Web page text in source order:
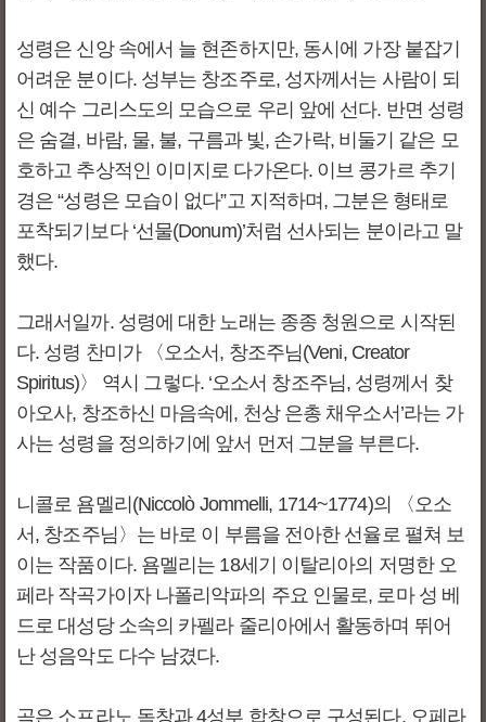
성령은 신앙 속에서 늘 현존하지만, 동시에 가장 붙잡기
어려운 분이다. 성부는 창조주로, 성자께서는 사람이 되
신 예수 그리스도의 모습으로 우리 앞에 선다. 반면 성령
은 숨결, 바람, 물, 불, 구름과 빛, 손가락, 비둘기 같은 모
호하고 추상적인 이미지로 다가온다. 이브 콩가르 추기
경은 “성령은 모습이 없다”고 지적하며, 그분은 형태로
포착되기보다 ‘선물(Donum)’처럼 선사되는 분이라고 말
했다.
그래서일까. 성령에 대한 노래는 종종 청원으로 시작된
다. 성령 찬미가 〈오소서, 창조주님(Veni, Creator
Spiritus)〉 역시 그렇다. ‘오소서 창조주님, 성령께서 찾
아오사, 창조하신 마음속에, 천상 은총 채우소서’라는 가
사는 성령을 정의하기에 앞서 먼저 그분을 부른다.
니콜로 욤멜리(Niccolò Jommelli, 1714~1774)의 〈오소
서, 창조주님〉는 바로 이 부름을 전아한 선율로 펼쳐 보
이는 작품이다. 욤멜리는 18세기 이탈리아의 저명한 오
페라 작곡가이자 나폴리악파의 주요 인물로, 로마 성 베
드로 대성당 소속의 카펠라 줄리아에서 활동하며 뛰어
난 성음악도 다수 남겼다.
곡은 소프라노 독창과 4성부 합창으로 구성된다. 오페라